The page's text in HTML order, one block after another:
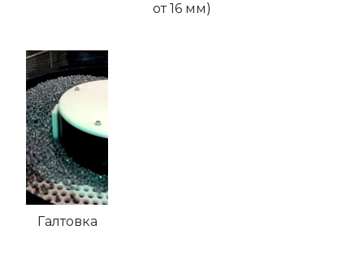
от 16 мм)
Галтовка